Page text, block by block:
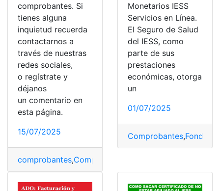
comprobantes. Si
tienes alguna
inquietud recuerda
contactarnos a
través de nuestras
redes sociales,
o regístrate y
déjanos
un comentario en
esta página.
15/07/2025
comprobantes,Comprobantes
Monetarios IESS
Servicios en Línea.
El Seguro de Salud
del IESS, como
parte de sus
prestaciones
económicas, otorga
un
01/07/2025
Comprobantes,Fondos